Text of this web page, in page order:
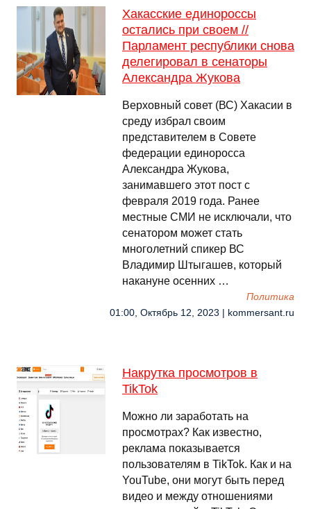
Хакасские единороссы
остались при своем //
Парламент республики снова
делегировал в сенаторы
Александра Жукова
Верховный совет (ВС) Хакасии в
среду избрал своим
представителем в Совете
федерации единоросса
Александра Жукова,
занимавшего этот пост с
февраля 2019 года. Ранее
местные СМИ не исключали, что
сенатором может стать
многолетний спикер ВС
Владимир Штыгашев, который
накануне осенних …
Политика
01:00, Октябрь 12, 2023 | kommersant.ru
Накрутка просмотров в
TikTok
Можно ли заработать на
просмотрах? Как известно,
реклама показывается
пользователям в TikTok. Как и на
YouTube, они могут быть перед
видео и между отношениями